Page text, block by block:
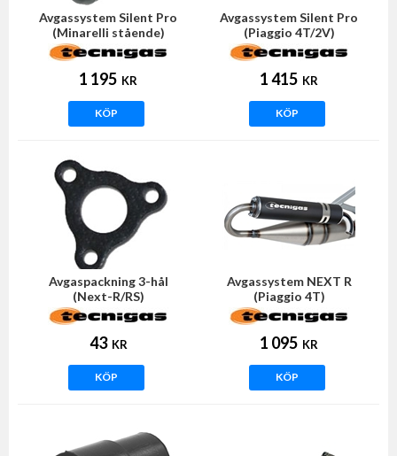
Avgassystem Silent Pro
(Minarelli stående)
1 195 KR
KÖP
Avgassystem Silent Pro
(Piaggio 4T/2V)
1 415 KR
KÖP
Avgaspackning 3-hål
(Next-R/RS)
43 KR
KÖP
Avgassystem NEXT R
(Piaggio 4T)
1 095 KR
KÖP